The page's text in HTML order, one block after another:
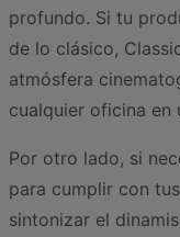
profundo. Si tu
de lo clásico,
atmósfera
cualquier oficina en
Por otro lado, si
para cumplir con
sintonizar el